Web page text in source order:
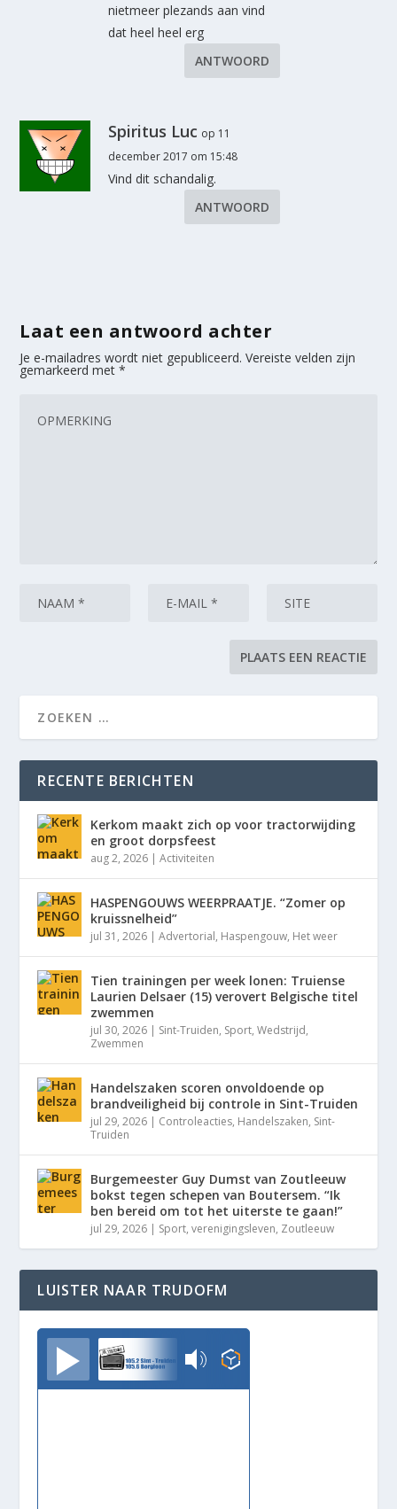
nietmeer plezands aan vind
dat heel heel erg
ANTWOORD
Spiritus Luc op 11
december 2017 om 15:48
Vind dit schandalig.
ANTWOORD
Laat een antwoord achter
Je e-mailadres wordt niet gepubliceerd. Vereiste velden zijn
gemarkeerd met*
RECENTE BERICHTEN
Kerkom maakt zich op voor tractorwijding
en groot dorpsfeest
aug 2, 2026 |Activiteiten
HASPENGOUWS WEERPRAATJE. “Zomer op
kruissnelheid”
jul 31, 2026 |Advertorial, Haspengouw, Het weer
Tien trainingen per week lonen: Truiense
Laurien Delsaer (15) verovert Belgische titel
zwemmen
jul 30, 2026 | Sint-Truiden, Sport,Wedstrijd,
Zwemmen
Handelszaken scoren onvoldoende op
brandveiligheid bij controle in Sint-Truiden
jul 29, 2026 | Controleacties, Handelszaken, Sint-
Truiden
Burgemeester Guy Dumst van Zoutleeuw
bokst tegen schepen van Boutersem. “Ik
ben bereid om tot het uiterste te gaan!”
jul 29, 2026 | Sport,verenigingsleven, Zoutleeuw
LUISTER NAAR TRUDOFM
TrudoFM